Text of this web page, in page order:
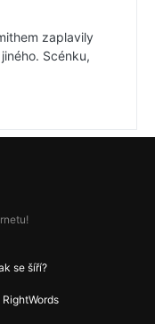
zaplavily
Scénku,
se šíří?